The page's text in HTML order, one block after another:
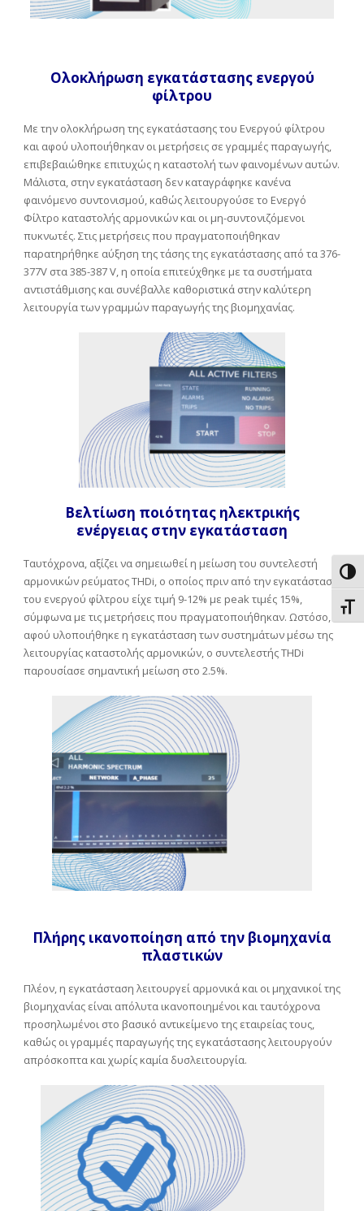
Ολοκλήρωση εγκατάστασης ενεργού
φίλτρου
Με την ολοκλήρωση της εγκατάστασης του Ενεργού φίλτρου
και αφού υλοποιήθηκαν οι μετρήσεις σε γραμμές παραγωγής,
επιβεβαιώθηκε επιτυχώς η καταστολή των φαινομένων αυτών.
Μάλιστα, στην εγκατάσταση δεν καταγράφηκε κανένα
φαινόμενο συντονισμού, καθώς λειτουργούσε το Ενεργό
Φίλτρο καταστολής αρμονικών και οι μη-συντονιζόμενοι
πυκνωτές. Στις μετρήσεις που πραγματοποιήθηκαν
παρατηρήθηκε αύξηση της τάσης της εγκατάστασης από τα 376-
377V στα 385-387 V, η οποία επιτεύχθηκε με τα συστήματα
αντιστάθμισης και συνέβαλλε καθοριστικά στην καλύτερη
λειτουργία των γραμμών παραγωγής της βιομηχανίας.
Βελτίωση ποιότητας ηλεκτρικής
ενέργειας στην εγκατάσταση
Ταυτόχρονα, αξίζει να σημειωθεί η μείωση του συντελεστή
αρμονικών ρεύματος THDi, ο οποίος πριν από την εγκατάσταση
του ενεργού φίλτρου είχε τιμή 9-12% με peak τιμές 15%,
σύμφωνα με τις μετρήσεις που πραγματοποιήθηκαν. Ωστόσο,
αφού υλοποιήθηκε η εγκατάσταση των συστημάτων μέσω της
λειτουργίας καταστολής αρμονικών, ο συντελεστής THDi
παρουσίασε σημαντική μείωση στο 2.5%.
Πλήρης ικανοποίηση από την βιομηχανία
πλαστικών
Πλέον, η εγκατάσταση λειτουργεί αρμονικά και οι μηχανικοί της
βιομηχανίας είναι απόλυτα ικανοποιημένοι και ταυτόχρονα
προσηλωμένοι στο βασικό αντικείμενο της εταιρείας τους,
καθώς οι γραμμές παραγωγής της εγκατάστασης λειτουργούν
απρόσκοπτα και χωρίς καμία δυσλειτουργία.